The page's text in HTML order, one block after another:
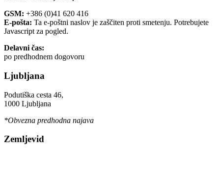
GSM: +386 (0)41 620 416
E-pošta: Ta e-poštni naslov je zaščiten proti smetenju. Potrebujete
Javascript za pogled.
Delavni čas:
po predhodnem dogovoru
Ljubljana
Podutiška cesta 46,
1000 Ljubljana
*Obvezna predhodna najava
Zemljevid